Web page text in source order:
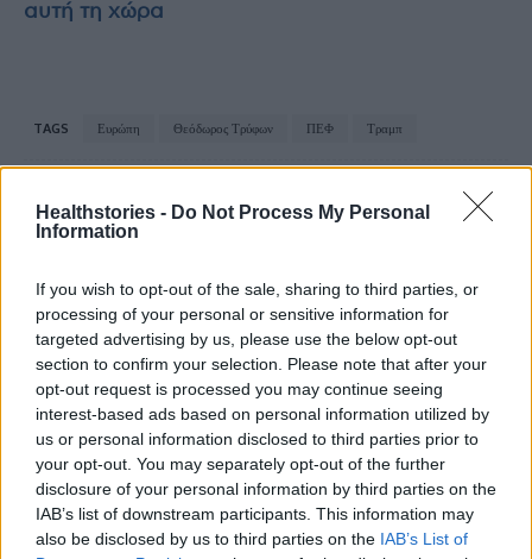
Healthstories - Do Not Process My Personal
Information
If you wish to opt-out of the sale, sharing to third parties, or
processing of your personal or sensitive information for
targeted advertising by us, please use the below opt-out
section to confirm your selection. Please note that after your
opt-out request is processed you may continue seeing
interest-based ads based on personal information utilized by
us or personal information disclosed to third parties prior to
your opt-out. You may separately opt-out of the further
disclosure of your personal information by third parties on the
IAB’s list of downstream participants. This information may
also be disclosed by us to third parties on the IAB’s List of
αυτή τη χώρα
TAGS Ευρώπη Θεόδωρος Τρύφων ΠΕΦ Τραμπ
healthstories